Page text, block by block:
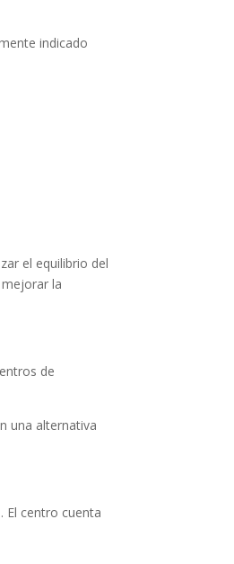
indicado
el equilibrio del
la
de
una alternativa
El centro cuenta